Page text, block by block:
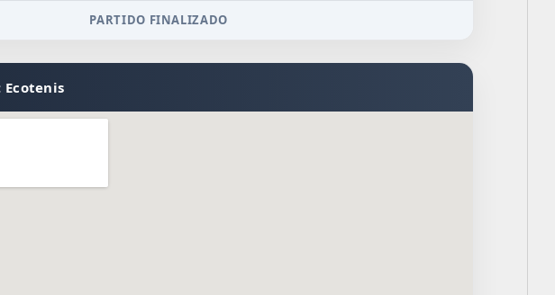
PARTIDO FINALIZADO
Ecotenis